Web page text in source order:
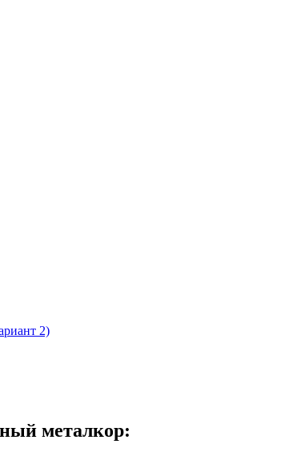
2)
металкор: